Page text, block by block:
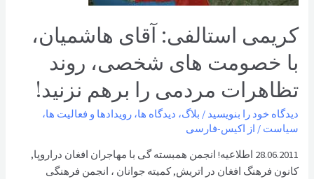
کریمی استالفی: آقای هاشمیان،
با خصومت های شخصی، روند
تظاهرات مردمی را برهم نزنید!
دیدگاه‌ خود را بنویسید / بلاگ، دیدگاه ها،رویدادها و فعالیت ها،
سیاست / از اکیس-فارسی
28.06.2011 اطلاعیه! انجمن همبسته گی با مهاجران افغان دراروپا,
کانون فرهنگ افغان در اتریش, کمیته جوانان ، انجمن فرهنگی